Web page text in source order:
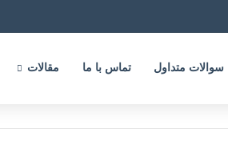
سوالات متداول تماس با ما مقالات